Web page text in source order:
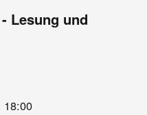
Lesung und
18:00